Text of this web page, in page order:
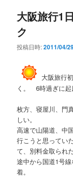
大阪旅行1
ク
投稿日時:2011/04/
大阪旅行
く。 6時過ぎに起
枚方、寝屋川、門
しい。
高速で山陽道、中
行こうと思ってい
て、別料金取られ
途中から国道1号
着。